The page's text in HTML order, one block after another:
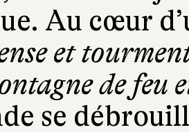
Au cœur
et
de feu
se